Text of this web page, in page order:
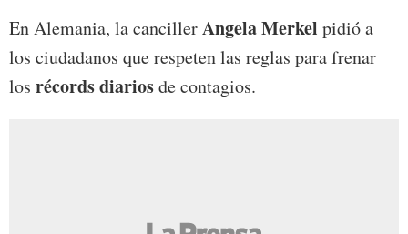
En Alemania, la cancillerAngela Merkel pidió a
los ciudadanos que respeten las reglas para frenar
los récords diariosde contagios.